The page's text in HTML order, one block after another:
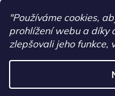
"Používáme cookies,
prohlížení webu a díky
zlepšovali jeho funkce,